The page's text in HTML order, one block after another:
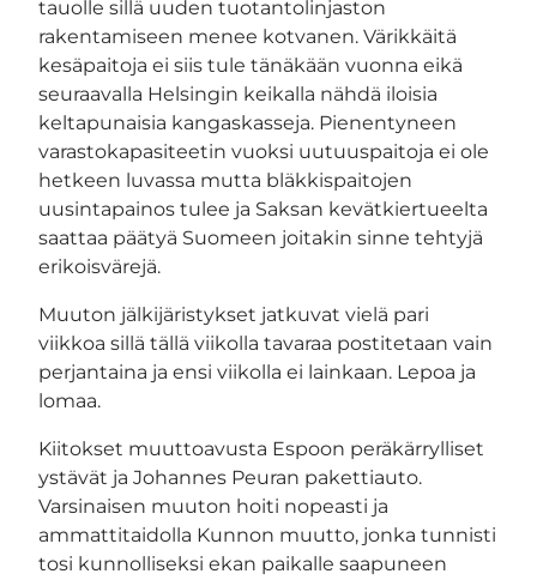
tauolle sillä uuden tuotantolinjaston
rakentamiseen menee kotvanen. Värikkäitä
kesäpaitoja ei siis tule tänäkään vuonna eikä
seuraavalla Helsingin keikalla nähdä iloisia
keltapunaisia kangaskasseja. Pienentyneen
varastokapasiteetin vuoksi uutuuspaitoja ei ole
hetkeen luvassa mutta bläkkispaitojen
uusintapainos tulee ja Saksan kevätkiertueelta
saattaa päätyä Suomeen joitakin sinne tehtyjä
erikoisvärejä.
Muuton jälkijäristykset jatkuvat vielä pari
viikkoa sillä tällä viikolla tavaraa postitetaan vain
perjantaina ja ensi viikolla ei lainkaan. Lepoa ja
lomaa.
Kiitokset muuttoavusta Espoon peräkärrylliset
ystävät ja Johannes Peuran pakettiauto.
Varsinaisen muuton hoiti nopeasti ja
ammattitaidolla Kunnon muutto, jonka tunnisti
tosi kunnolliseksi ekan paikalle saapuneen